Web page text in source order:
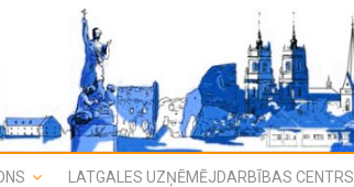
LATGALES UZŅĒMĒJDARBĪBAS CENTRS